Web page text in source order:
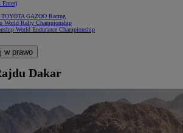
Enter)
TOYOTA GAZOO Racing
World Rally Championship
World Endurance Championship
w prawo
Dakar